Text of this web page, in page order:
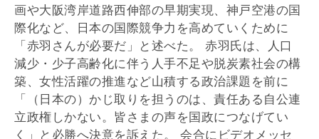
画や大阪湾岸道路西伸部の早期実現、神戸空港の国
際化など、日本の国際競争力を高めていくために
「赤羽さんが必要だ」と述べた。 赤羽氏は、人口
減少・少子高齢化に伴う人手不足や脱炭素社会の構
築、女性活躍の推進など山積する政治課題を前に
「（日本の）かじ取りを担うのは、責任ある自公連
立政権しかない。皆さまの声を国政につなげてい
く」と必勝へ決意を訴えた。 会合にビデオメッセ